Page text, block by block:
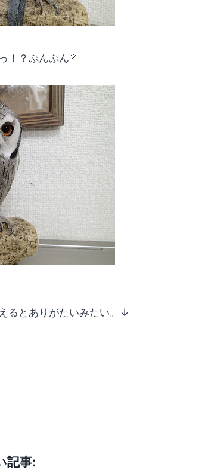
！？ぷんぷん
るとありがたいみたい。↓
記事: